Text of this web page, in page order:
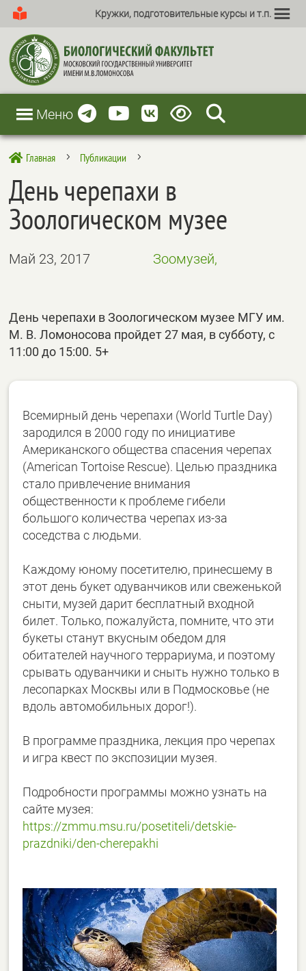
Кружки, подготовительные курсы и т.п.
Меню
 Главная 5 Публикации 5
День черепахи в
Зоологическом музее
Май 23, 2017 Зоомузей,
День черепахи в Зоологическом музее МГУ им.
М. В. Ломоносова пройдет 27 мая, в субботу, с
11:00 до 15:00. 5+
Всемирный день черепахи (World Turtle Day)
зародился в 2000 году по инициативе
Американского общества спасения черепах
(American Tortoise Rescue). Целью праздника
стало привлечение внимания
общественности к проблеме гибели
большого количества черепах из-за
соседства с людьми.
Каждому юному посетителю, принесшему в
этот день букет одуванчиков или свеженькой
сныти, музей дарит бесплатный входной
билет. Только, пожалуйста, помните, что эти
букеты станут вкусным обедом для
обитателей научного террариума, и поэтому
срывать одуванчики и сныть нужно только в
лесопарках Москвы или в Подмосковье (не
вдоль автомобильных дорог!).
В программе праздника, лекция про черепах
и игра квест по экспозиции музея.
Подробности программы можно узнать на
сайте музея:
https://zmmu.msu.ru/posetiteli/detskie-
prazdniki/den-cherepakhi